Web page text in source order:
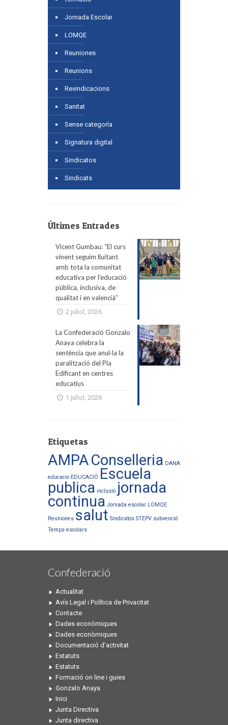
Jornada Escolar
LOMQE
Reuniones
Reunions
Revindicacions
Sanitat
Sense categoría
Signatura digital
Sindicatos
Sindicats
Últimes Entrades
Vicent Gumbau: “El curs
vinent seguim lluitant
amb tota la comunitat
educativa per l’educació
pública, inclusiva, de
qualitat i en valencià”
2 juliol, 2026
La Confederació Gonzalo
Anaya celebra la
sentència que anul·la la
paralització del Pla
Edificant en centres
educatius
1 juliol, 2026
Etiquetas
AMPAConselleria DANA
educacio EDUCACIÓ Escuela
publica inclusió jornada
continua Jornada escolar LOMQE
Reuniones salut Sindicatos STEPV subvenció
Temps escolars
Confederació
Actualitat
Avís Legal i Política de Privacitat
Contacte
Dades econòmiques
Dades econòmiques
Documentació d’activitat
Estatuts
Estatuts
Formació on line i guies
Gonzalo Anaya
Inici
Junta Directiva
Junta directiva